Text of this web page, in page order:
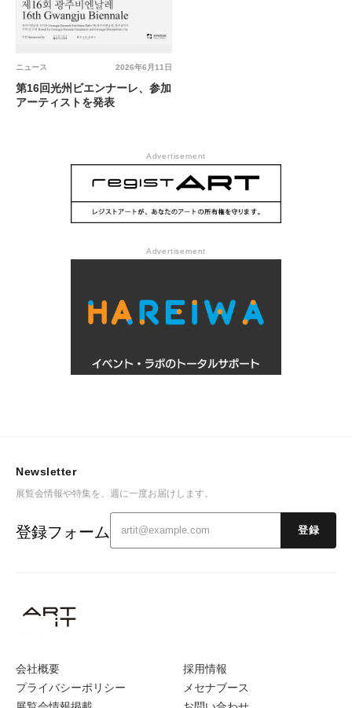
2026年6月11日
ニュース
第16回光州ビエンナーレ、参加
アーティストを発表
Advertisement
Advertisement
会社概要
プライバシーポリシー
採用情報
メセナブース
Newsletter
展覧会情報や特集を、週に一度お届けします。
登録フォーム 登録